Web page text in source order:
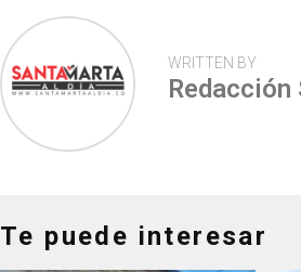
WRITTEN BY
Redacción
Te puede interesar